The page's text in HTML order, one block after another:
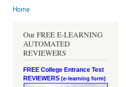
Home
Our FREE E-LEARNING
AUTOMATED
REVIEWERS
FREE College Entrance Test
REVIEWERS (e-learning form)